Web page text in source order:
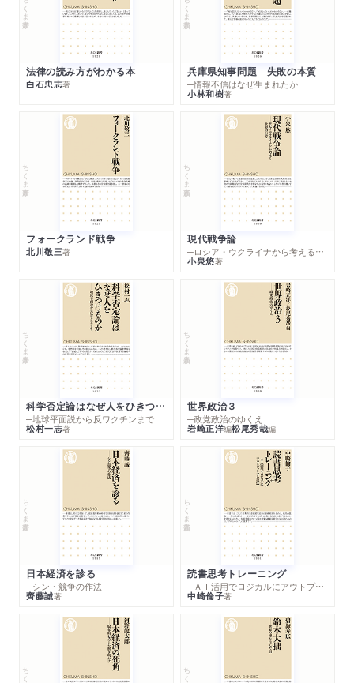
法律の読み方がわかる本
白石忠志著
兵庫県知事問題 失敗の本質
─情報不信はなぜ生まれたか
小林和樹著
ちくま新書
フォークランド戦争
北川敬三著
ちくま新書
現代戦争論
─ロシア・ウクライナから考える世界の行方
小泉悠著
ちくま新書
科学否定論はなぜ人をひきつけるのか
─地球平面説から反ワクチンまで
松村一志著
ちくま新書
世界政治３
─政党政治のゆくえ
岩崎正洋編松尾秀哉編
ちくま新書
日本経済を診る
─シン・競争の作法
齊藤誠著
ちくま新書
読書思考トレーニング
─ＡＩ活用でロジカルにアウトプットする技法
中崎倫子著
ちくま新書 ちくま新書